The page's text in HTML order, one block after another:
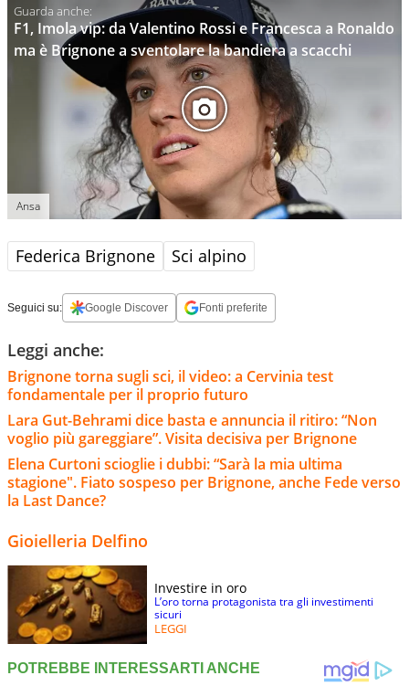
F1, Imola vip: da Valentino Rossi e Francesca a Ronaldo
ma è Brignone a sventolare la bandiera a scacchi
Ansa
Federica Brignone Sci alpino
Seguici su: Google Discover Fonti preferite
Leggi anche:
Brignone torna sugli sci, il video: a Cervinia test
fondamentale per il proprio futuro
Lara Gut-Behrami dice basta e annuncia il ritiro: “Non
voglio più gareggiare”. Visita decisiva per Brignone
Elena Curtoni scioglie i dubbi: “Sarà la mia ultima
stagione". Fiato sospeso per Brignone, anche Fede verso
la Last Dance?
Gioielleria Delfino
Investire in oro
L’oro torna protagonista tra gli investimenti
sicuri
LEGGI